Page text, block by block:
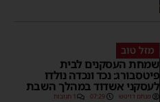
מזל טוב
שמחת העסקנים לבית
פיטסבורג: נכד ונכדה נולדו
לעסקני אשדוד במהלך השבת
מנחם דויטש 07:29 1 תגובות